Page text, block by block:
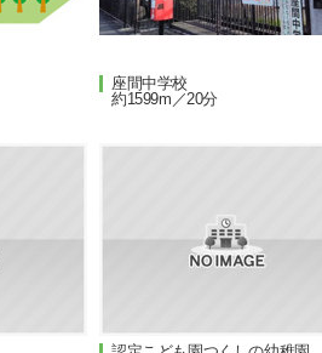
座間中学校
約1599m／20分